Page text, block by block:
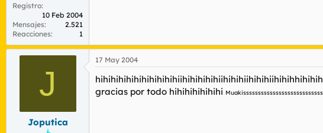
Registro
10 Feb 2004
Mensajes
2.521
Reacciones
1
J
Joputica
17 May 2004
gracias por todo hihihihihihihi